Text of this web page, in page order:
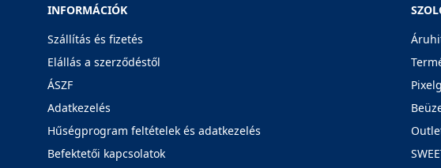
INFORMÁCIÓK
Szállítás és fizetés
Elállás a szerződéstől
ÁSZF
Adatkezelés
Hűségprogram feltételek és adatkezelés
Befektetői kapcsolatok